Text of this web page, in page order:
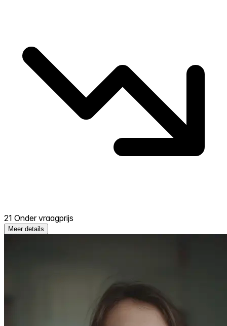
21 Onder vraagprijs
Meer details